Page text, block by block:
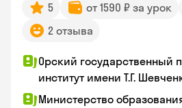
5 от 1590 ₽ за урок
2 отзыва
Орский государственный
институт имени Т.Г.
Министерство